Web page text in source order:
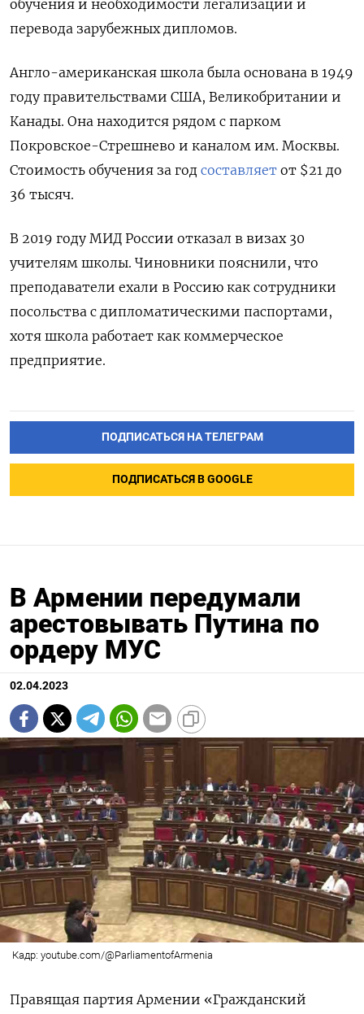
обучения и необходимости легализации и
перевода зарубежных дипломов.
Англо-американская школа была основана в 1949
году правительствами США, Великобритании и
Канады. Она находится рядом с парком
Покровское-Стрешнево и каналом им. Москвы.
Стоимость обучения за год составляет от $21 до
36 тысяч.
В 2019 году МИД России отказал в визах 30
учителям школы. Чиновники пояснили, что
преподаватели ехали в Россию как сотрудники
посольства с дипломатическими паспортами,
хотя школа работает как коммерческое
предприятие.
ПОДПИСАТЬСЯ НА ТЕЛЕГРАМ
ПОДПИСАТЬСЯ В GOOGLE
В Армении передумали
арестовывать Путина по
ордеру МУС
02.04.2023
Кадр: youtube.com/@ParliamentofArmenia
Правящая партия Армении «Гражданский